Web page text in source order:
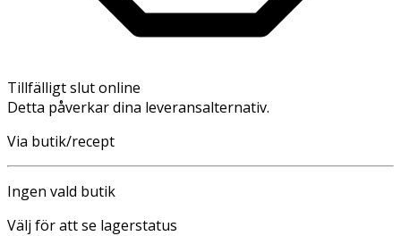
Tillfälligt slut online
Detta påverkar dina leveransalternativ.
Via butik/recept
Ingen vald butik
Välj för att se lagerstatus